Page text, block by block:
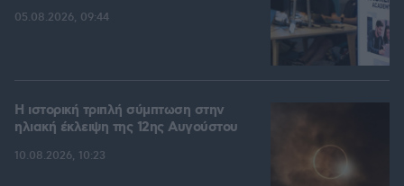
05.08.2026, 09:44
Η ιστορική τριπλή σύμπτωση στην
ηλιακή έκλειψη της 12ης Αυγούστου
10.08.2026, 10:23